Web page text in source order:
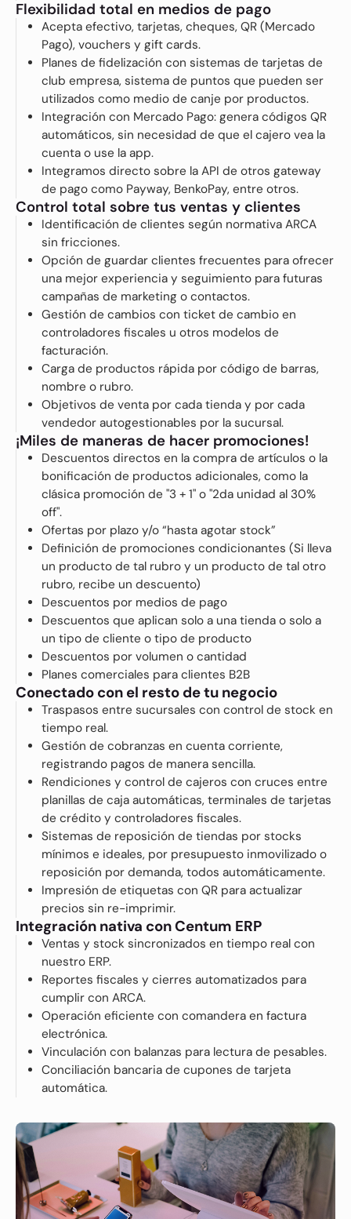
Flexibilidad total en medios de pago
Acepta efectivo, tarjetas, cheques, QR (Mercado
Pago), vouchers y gift cards.
Planes de fidelización con sistemas de tarjetas de
club empresa, sistema de puntos que pueden ser
utilizados como medio de canje por productos.
Integración con Mercado Pago: genera códigos QR
automáticos, sin necesidad de que el cajero vea la
cuenta o use la app.
Integramos directo sobre la API de otros gateway
de pago como Payway, BenkoPay, entre otros.
Control total sobre tus ventas y clientes
Identificación de clientes según normativa ARCA
sin fricciones.
Opción de guardar clientes frecuentes para ofrecer
una mejor experiencia y seguimiento para futuras
campañas de marketing o contactos.
Gestión de cambios con ticket de cambio en
controladores fiscales u otros modelos de
facturación.
Carga de productos rápida por código de barras,
nombre o rubro.
Objetivos de venta por cada tienda y por cada
vendedor autogestionables por la sucursal.
¡Miles de maneras de hacer promociones!
Descuentos directos en la compra de artículos o la
bonificación de productos adicionales, como la
clásica promoción de "3 + 1" o "2da unidad al 30%
off".
Ofertas por plazo y/o “hasta agotar stock”
Definición de promociones condicionantes (Si lleva
un producto de tal rubro y un producto de tal otro
rubro, recibe un descuento)
Descuentos por medios de pago
Descuentos que aplican solo a una tienda o solo a
un tipo de cliente o tipo de producto
Descuentos por volumen o cantidad
Planes comerciales para clientes B2B
Conectado con el resto de tu negocio
Traspasos entre sucursales con control de stock en
tiempo real.
Gestión de cobranzas en cuenta corriente,
registrando pagos de manera sencilla.
Rendiciones y control de cajeros con cruces entre
planillas de caja automáticas, terminales de tarjetas
de crédito y controladores fiscales.
Sistemas de reposición de tiendas por stocks
mínimos e ideales, por presupuesto inmovilizado o
reposición por demanda, todos automáticamente.
Impresión de etiquetas con QR para actualizar
precios sin re-imprimir.
Integración nativa con Centum ERP
Ventas y stock sincronizados en tiempo real con
nuestro ERP.
Reportes fiscales y cierres automatizados para
cumplir con ARCA.
Operación eficiente con comandera en factura
electrónica.
Vinculación con balanzas para lectura de pesables.
Conciliación bancaria de cupones de tarjeta
automática.